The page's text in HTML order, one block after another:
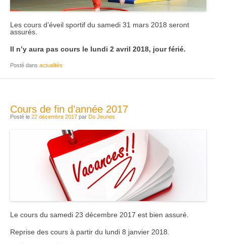
Les cours d’éveil sportif du samedi 31 mars 2018 seront
assurés.
Il n’y aura pas cours le lundi 2 avril 2018, jour férié.
Posté dans actualités
Cours de fin d’année 2017
Posté le 22 décembre 2017 par Do Jeunes
Le cours du samedi 23 décembre 2017 est bien assuré.
Reprise des cours à partir du lundi 8 janvier 2018.